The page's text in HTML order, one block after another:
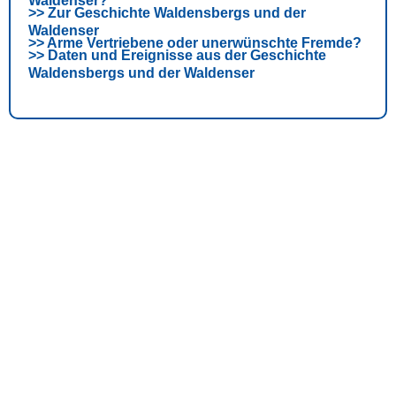
>> Zur Geschichte Waldensbergs und der
Waldenser
>>Arme Vertriebene oder unerwünschte Fremde?
>> Daten und Ereignisse aus der Geschichte
Waldensbergs und der Waldenser